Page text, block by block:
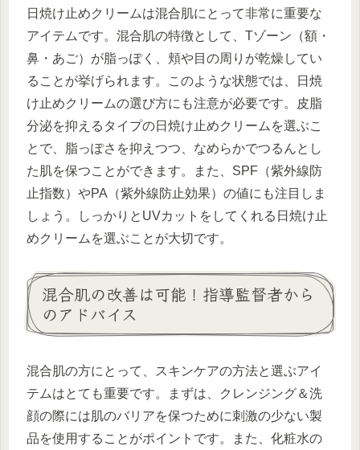
日焼け止めクリームは混合肌にとって非常に重要な
アイテムです。混合肌の特徴として、Tゾーン（額・
鼻・あご）が脂っぽく、頬や目の周りが乾燥してい
ることが挙げられます。このような状態では、日焼
け止めクリームの選び方にも注意が必要です。皮脂
分泌を抑えるタイプの日焼け止めクリームを選ぶこ
とで、脂っぽさを抑えつつ、なめらかでつるんとし
た肌を保つことができます。また、SPF（紫外線防
止指数）やPA（紫外線防止効果）の値にも注目しま
しょう。しっかりとUVカットをしてくれる日焼け止
めクリームを選ぶことが大切です。
混合肌の改善は可能！指導監督者から
のアドバイス
混合肌の方にとって、スキンケアの方法と選ぶアイ
テムはとても重要です。まずは、クレンジング＆洗
顔の際には肌のバリアを保つために刺激の少ない製
品を使用することがポイントです。また、化粧水の